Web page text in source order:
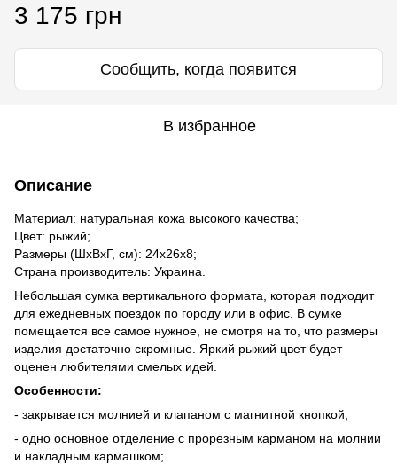
3 175 грн
Сообщить, когда появится
В избранное
Описание
Материал: натуральная кожа высокого качества;
Цвет: рыжий;
Размеры (ШхВхГ, см): 24х26х8;
Страна производитель: Украина.
Небольшая сумка вертикального формата, которая подходит
для ежедневных поездок по городу или в офис. В сумке
помещается все самое нужное, не смотря на то, что размеры
изделия достаточно скромные. Яркий рыжий цвет будет
оценен любителями смелых идей.
Особенности:
- закрывается молнией и клапаном с магнитной кнопкой;
- одно основное отделение с прорезным карманом на молнии
и накладным кармашком;